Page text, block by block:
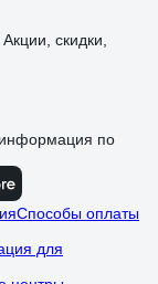
скидки,
по
Способы оплаты
для